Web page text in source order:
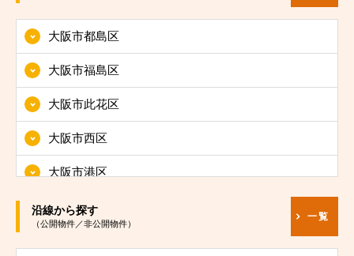
大阪市都島区
大阪市福島区
大阪市此花区
大阪市西区
大阪市港区
大阪市大正区
沿線から探す
（公開物件／非公開物件）
一覧